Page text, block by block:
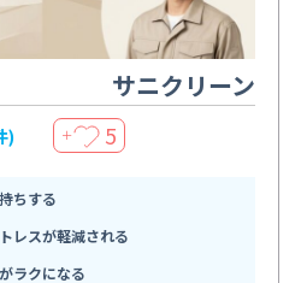
サニクリーン
) ＋ 5
ちする
レスが軽減される
ラクになる